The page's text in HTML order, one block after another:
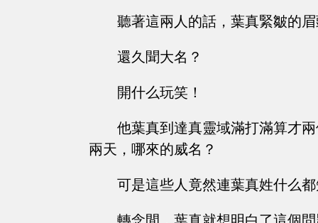
聽著這兩人的話，葉真緊皺的
還久聞大名？
開什么玩笑！
他葉真到達真靈域滿打滿算才
兩天，哪來的威名？
可是這些人竟然連葉真姓什么